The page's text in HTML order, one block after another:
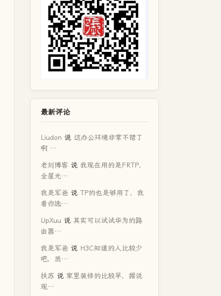
最新评论
Liudon 说 这办公环境非常不错了
啊 …
老刘博客 说 我现在用的是FRTP，
全屋光…
我是军爸 说 TP的也是够用了，我
看你选…
UpXuu 说 其实可以试试华为的路
由器…
我是军爸 说 H3C知道的人比较少
吧，质…
扶苏 说 家里装修的比较早，据说
现…